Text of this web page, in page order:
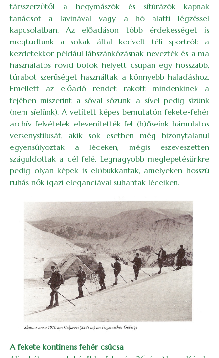
társszerzőtől a hegymászók és sítúrázók kapnak
tanácsot a lavinával vagy a hó alatti légzéssel
kapcsolatban. Az előadáson több érdekességet is
megtudtunk a sokak által kedvelt téli sportról: a
kezdetekkor például lábszánkózásnak nevezték és a ma
használatos rövid botok helyett csupán egy hosszabb,
túrabot szerűséget használtak a könnyebb haladáshoz.
Emellett az előadó rendet rakott mindenkinek a
fejében miszerint a sóval sózunk, a sível pedig sízünk
(nem síelünk). A vetített képes bemutatón fekete-fehér
archív felvételek elevenítették fel (h)őseink bámulatos
versenystílusát, akik sok esetben még bizonytalanul
egyensúlyoztak a léceken, mégis eszeveszetten
száguldottak a cél felé. Legnagyobb meglepetésünkre
pedig olyan képek is előbukkantak, amelyeken hosszú
ruhás nők igazi eleganciával suhantak léceiken.
A fekete kontinens fehér csúcsa